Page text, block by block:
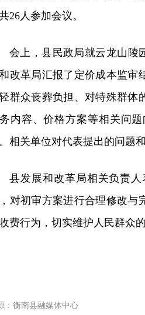
26人参加会议。
会上，县民政局就云龙山陵
改革局汇报了定价成本监审
群众丧葬负担、对特殊群体
内容、价格方案等相关问
相关单位对代表提出的问题
县发展和改革局相关负责
对初审方案进行合理修改与
费行为，切实维护人民群众
：衡南县融媒体中心